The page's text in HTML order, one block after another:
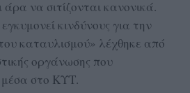
άρα να σιτίζονται κανονικά.
κινδύνους για την
καταυλισμού» λέχθηκε από
οργάνωσης που
μέσα στο ΚΥΤ.